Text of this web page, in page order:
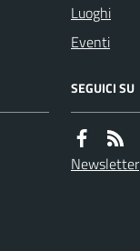
Luoghi
Eventi
SEGUICI SU
Newsletter